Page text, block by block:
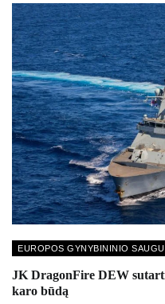
EUROPOS GYNYBININIO
JK DragonFire DEW
karo būdą